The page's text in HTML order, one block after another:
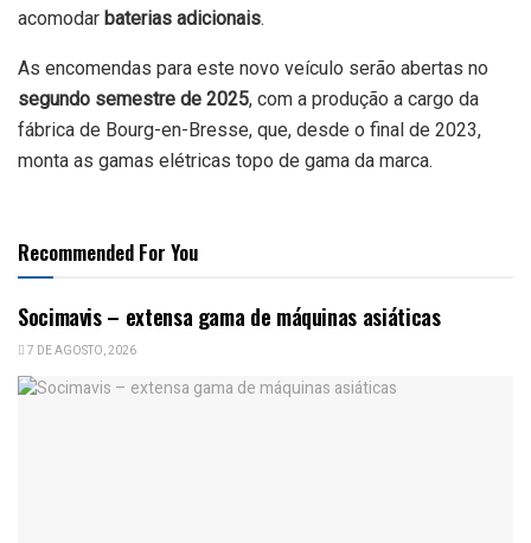
acomodar baterias adicionais.
As encomendas para este novo veículo serão abertas no
segundo semestre de 2025, com a produção a cargo da
fábrica de Bourg-en-Bresse, que, desde o final de 2023,
monta as gamas elétricas topo de gama da marca.
Recommended For You
Socimavis – extensa gama de máquinas asiáticas
7 DE AGOSTO, 2026